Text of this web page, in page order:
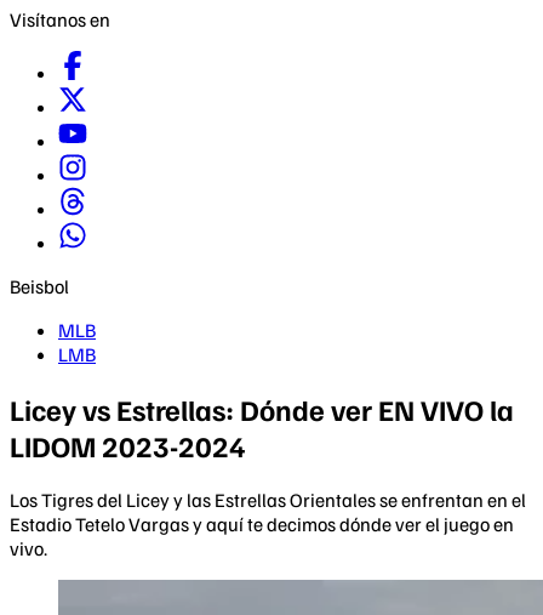
Visítanos en
Beisbol
MLB
LMB
Licey vs Estrellas: Dónde ver EN VIVO la
LIDOM 2023-2024
Los Tigres del Licey y las Estrellas Orientales se enfrentan en el
Estadio Tetelo Vargas y aquí te decimos dónde ver el juego en
vivo.